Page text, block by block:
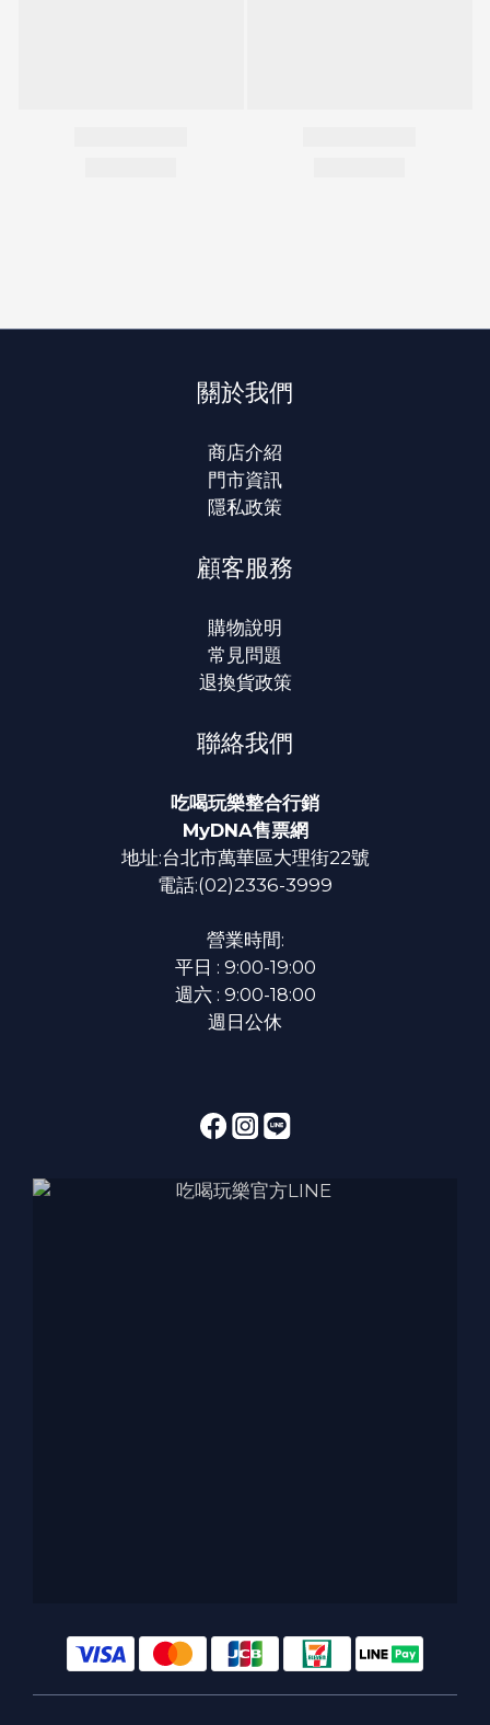
關於我們
商店介紹
門市資訊
隱私政策
顧客服務
購物說明
常見問題
退換貨政策
聯絡我們
吃喝玩樂整合行銷
MyDNA售票網
地址:台北市萬華區大理街22號
電話:(02)2336-3999
營業時間:
平日 : 9:00-19:00
週六 : 9:00-18:00
週日公休